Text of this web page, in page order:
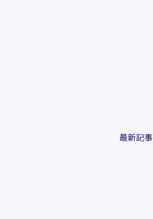
最新記事